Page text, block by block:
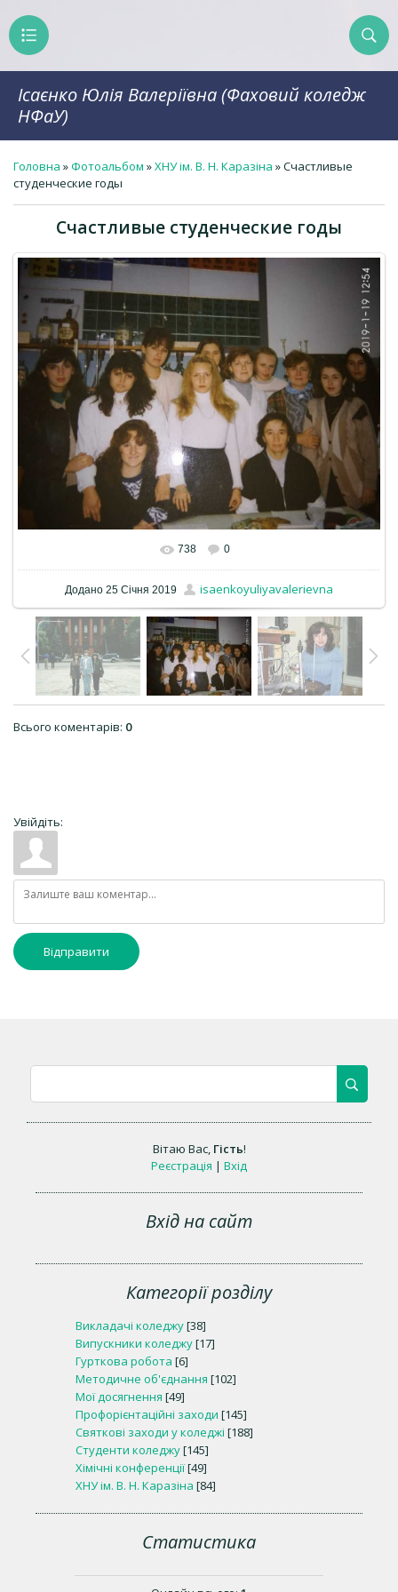
Ісаєнко Юлія Валеріївна (Фаховий коледж
НФаУ)
Головна »Фотоальбом »ХНУ ім. В. Н. Каразіна » Счастливые
студенческие годы
Счастливые студенческие годы
738 0
Додано 25 Січня 2019 isaenkoyuliyavalerievna
Всього коментарів: 0
Увійдіть:
Відправити
Вітаю Вас, Гість!
Реєстрація | Вхід
Вхід на сайт
Категорії розділу
Викладачі коледжу[38]
Випускники коледжу[17]
Гурткова робота [6]
Методичне об'єднання [102]
Мої досягнення [49]
Профорієнтаційні заходи [145]
Святкові заходи у коледжі [188]
Студенти коледжу[145]
Хімічні конференції[49]
ХНУ ім. В. Н. Каразіна [84]
Статистика